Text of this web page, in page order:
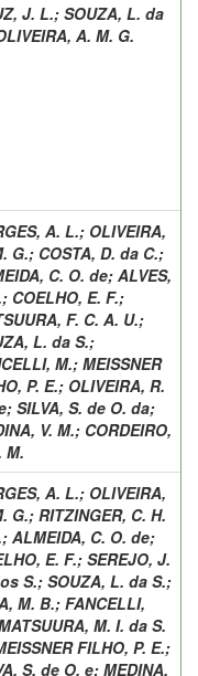
J. L.; SOUZA, L. da
A. M. G.
A. L.; OLIVEIRA,
G.; COSTA, D. da C.;
C. O. de; ALVES,
; COELHO, E. F.;
F. C. A. U.;
L. da S.;
M.; MEISSNER
P. E.; OLIVEIRA, R.
; SILVA, S. de O. da;
V. M.; CORDEIRO,
M.
A. L.; OLIVEIRA,
G.; RITZINGER, C. H.
; ALMEIDA, C. O. de;
E. F.; SEREJO, J.
S.; SOUZA, L. da S.;
M. B.; FANCELLI,
M. I. da S.
FILHO, P. E.;
S. de O. e; MEDINA,